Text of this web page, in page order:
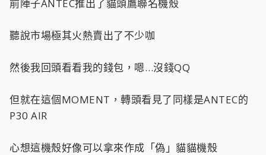
前陣子ANTEC推出了貓頭鷹聯名機殼
聽說市場極其火熱賣出了不少咖
然後我回頭看看我的錢包，嗯…沒錢QQ
但就在這個MOMENT，轉頭看見了同樣是ANTEC的
P30 AIR
心想這機殼好像可以拿來作成「偽」貓貓機殼